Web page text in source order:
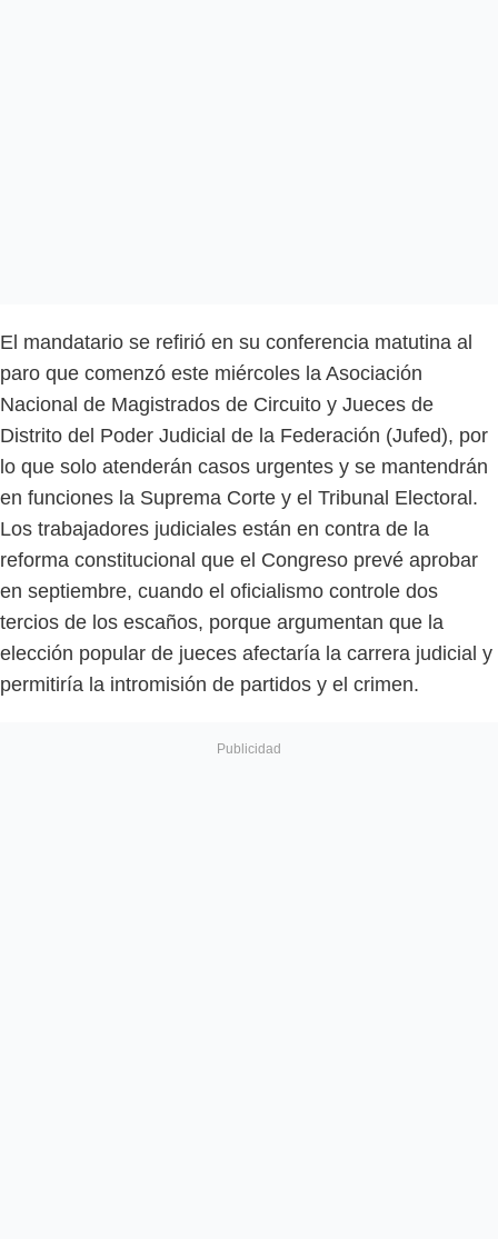
El mandatario se refirió en su conferencia matutina al
paro que comenzó este miércoles la Asociación
Nacional de Magistrados de Circuito y Jueces de
Distrito del Poder Judicial de la Federación (Jufed), por
lo que solo atenderán casos urgentes y se mantendrán
en funciones la Suprema Corte y el Tribunal Electoral.
Los trabajadores judiciales están en contra de la
reforma constitucional que el Congreso prevé aprobar
en septiembre, cuando el oficialismo controle dos
tercios de los escaños, porque argumentan que la
elección popular de jueces afectaría la carrera judicial y
permitiría la intromisión de partidos y el crimen.